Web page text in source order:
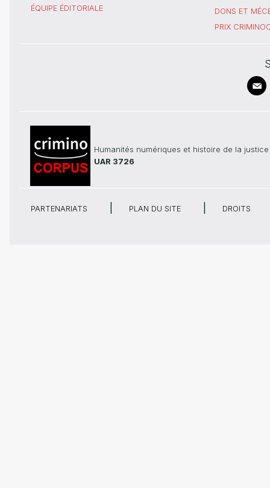
ÉQUIPE ÉDITORIALE
DONS ET
PRIX
Humanités numériques et histoire de la justice
UAR 3726
PARTENARIATS PLAN DU SITE DROITS